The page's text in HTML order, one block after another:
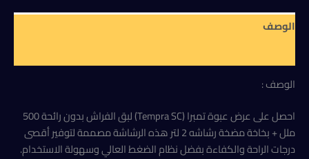
رائحة
+
2
(عرض)
الوصف
الوصف :
احصل على عرض عبوة تمبرا (Tempra SC) لبق الفراش بدون رائحة 500
ملل + بخاخة مضخة رشاشه 2 لتر هذه الرشاشة مصممة لتوفير أقصى
درجات الراحة والكفاءة بفضل نظام الضغط العالي وسهولة الاستخدام.